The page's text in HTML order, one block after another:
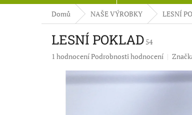
Domů
NAŠE VÝROBKY LESNÍ
LESNÍ POKLAD 54
Průměrné
produktu
1 hodnoceníPodrobnosti hodnocení